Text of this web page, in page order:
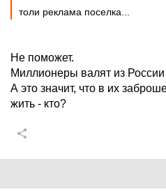
толи реклама поселка...
Не поможет.
Миллионеры валят из России
А это значит, что в их
жить - кто?